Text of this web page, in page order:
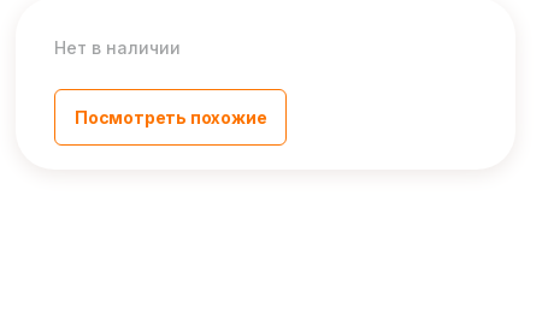
Нет в наличии
Посмотреть похожие